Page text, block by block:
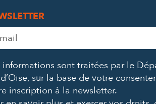
informations sont traitées par le
sur la base de votre
inscription à la newsletter.